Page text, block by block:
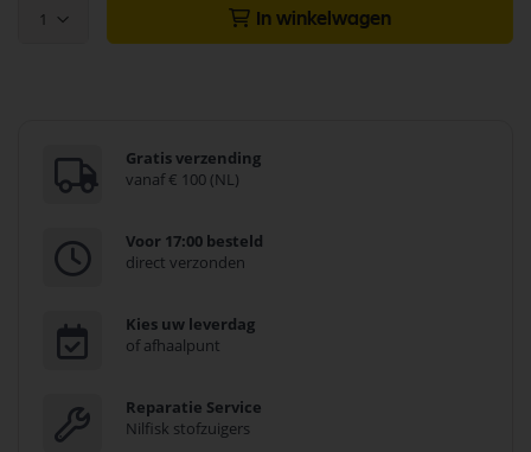
1 In winkelwagen
Gratis verzending
vanaf € 100 (NL)
Voor 17:00 besteld
direct verzonden
Kies uw leverdag
of afhaalpunt
Reparatie Service
Nilfisk stofzuigers